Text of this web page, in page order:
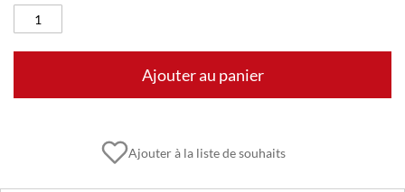
Ajouter au panier
Ajouter à la liste de souhaits